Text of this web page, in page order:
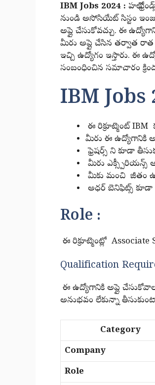
IBM Jobs 2024 : హలో
నుండి అసోసియేట్ సిస్టం
అప్లై చేసుకోవచ్చు. ఈ
మీరు అప్లై చేసిన తర్వాత రాత
ఇచ్చి ఉద్యోగం ఇస్తారు. ఈ
సంబంధించిన సమాచారం
IBM Jobs
ఈ రిక్రూట్మెంట్ IBM
మీరు ఈ ఉద్యోగానికి
ఫ్రెషర్స్ ని కూడా
మీరు ఎక్స్పీరియన్స్
మీకు మంచి జీతం
అధర్ బెనిఫిట్స్
Role :
ఈ రిక్రూట్మెంట్లో
Qualification
ఈ ఉద్యోగానికి అప్లై
అనుభవం లేకున్నా
Category
Company
Role